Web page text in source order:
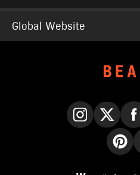
Global Website